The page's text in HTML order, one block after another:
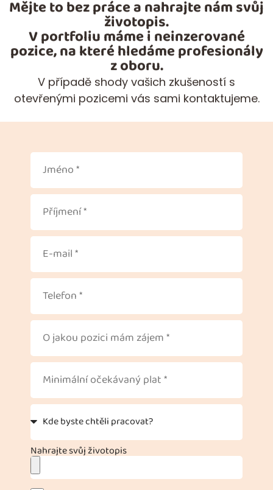
Mějte to bez práce a nahrajte nám svůj
životopis.
V portfoliu máme i neinzerované
pozice, na které hledáme profesionály
z oboru.
V případě shody vašich zkušeností s
otevřenými pozicemi vás sami kontaktujeme.
Nahrajte svůj životopis